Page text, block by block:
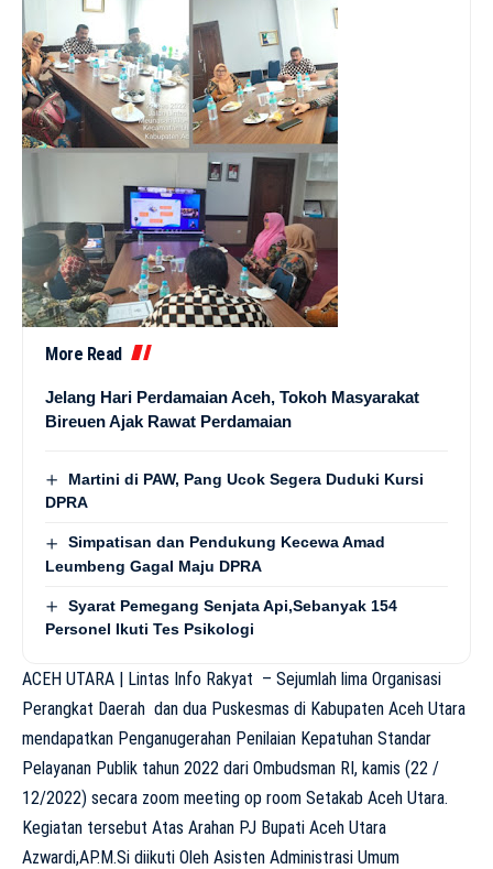
More Read
Jelang Hari Perdamaian Aceh, Tokoh Masyarakat
Bireuen Ajak Rawat Perdamaian
Martini di PAW, Pang Ucok Segera Duduki Kursi
DPRA
Simpatisan dan Pendukung Kecewa Amad
Leumbeng Gagal Maju DPRA
Syarat Pemegang Senjata Api,Sebanyak 154
Personel Ikuti Tes Psikologi
ACEH UTARA | Lintas Info Rakyat – Sejumlah lima Organisasi
Perangkat Daerah dan dua Puskesmas di Kabupaten Aceh Utara
mendapatkan Penganugerahan Penilaian Kepatuhan Standar
Pelayanan Publik tahun 2022 dari Ombudsman RI, kamis (22 /
12/2022) secara zoom meeting op room Setakab Aceh Utara.
Kegiatan tersebut Atas Arahan PJ Bupati Aceh Utara
Azwardi,AP.M.Si diikuti Oleh Asisten Administrasi Umum